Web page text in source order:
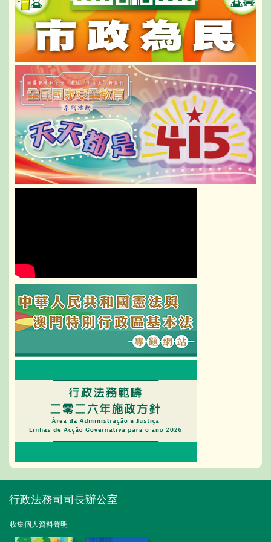
行政法務司司長辦公室
收集個人資料聲明